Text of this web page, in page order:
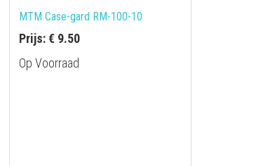
MTM Case-gard RM-100-10
Prijs: € 9.50
Op Voorraad